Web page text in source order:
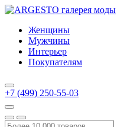
Женщины
Мужчины
Интерьер
Покупателям
+7 (499) 250-55-03